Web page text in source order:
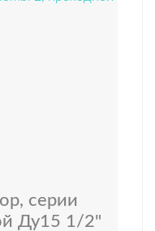
серии
Ду15 1/2"